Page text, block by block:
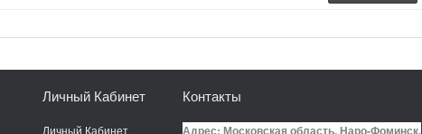
Личный Кабинет
Личный Кабинет
Контакты
Адрес: Московская область, Наро-Фоминск,